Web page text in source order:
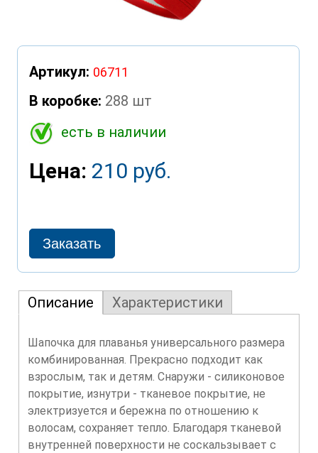
Артикул: 06711
В коробке: 288 шт
есть в наличии
Цена: 210 руб.
Описание Характеристики
Шапочка для плаванья универсального размера
комбинированная. Прекрасно подходит как
взрослым, так и детям. Снаружи - силиконовое
покрытие, изнутри - тканевое покрытие, не
электризуется и бережна по отношению к
волосам, сохраняет тепло. Благодаря тканевой
внутренней поверхности не соскальзывает с